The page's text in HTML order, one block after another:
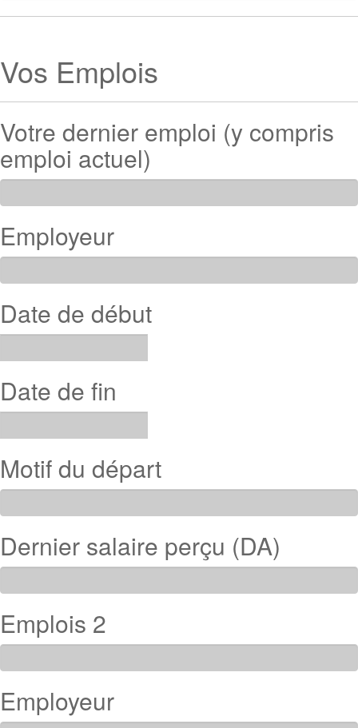
Vos Emplois
Votre dernier emploi (y compris
emploi actuel)
Employeur
Date de début
Date de fin
Motif du départ
Dernier salaire perçu (DA)
Emplois 2
Employeur